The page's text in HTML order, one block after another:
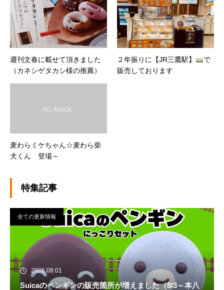
週刊文春に載せて頂きました
（カネシゲタカシ様の推薦）
２年振りに【JR三鷹駅】
で
販売しております
麦わらミケちゃん☆麦わら柴
犬くん 登場～
特集記事
全ての更新情報
2026.08.01
Suicaのペンギンの販売箇所が増えました（8/3～本八